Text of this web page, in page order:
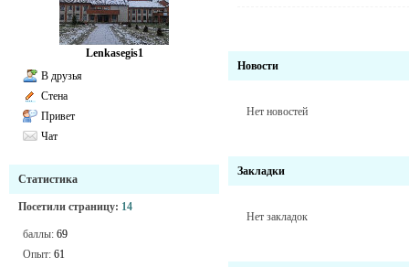
Lenkasegis1
В друзья
Стена
Привет
Чат
Статистика
Посетили страницу: 14
баллы: 69
Опыт: 61
Новости
Нет новостей
Закладки
Нет закладок